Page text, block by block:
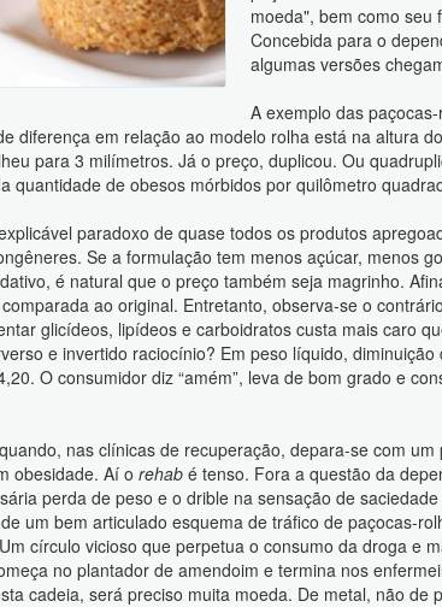
moeda", bem como seu
Concebida para o
algumas versões
A exemplo das
diferença em relação ao modelo rolha está na altura
para 3 milímetros. Já o preço, duplicou. Ou
quantidade de obesos mórbidos por quilômetro
paradoxo de quase todos os produtos
Se a formulação tem menos açúcar, menos
é natural que o preço também seja magrinho.
ao original. Entretanto, observa-se o
glicídeos, lipídeos e carboidratos custa mais caro
e invertido raciocínio? Em peso líquido,
O consumidor diz “amém”, leva de bom grado e
nas clínicas de recuperação, depara-se com
obesidade. Aí o rehab é tenso. Fora a questão da
perda de peso e o drible na sensação de
um bem articulado esquema de tráfico de paçocas-
círculo vicioso que perpetua o consumo da droga e
no plantador de amendoim e termina nos
cadeia, será preciso muita moeda. De metal, não de